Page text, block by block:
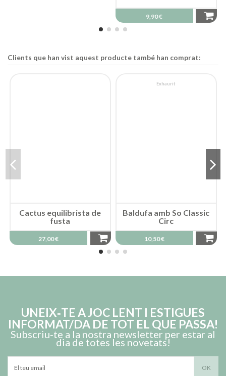
9,90 €
Clients que han vist aquest producte també han comprat:
Cactus equilibrista de
fusta
27,00 €
Exhaurit
Baldufa amb So Classic
Circ
10,50 €
UNEIX‑TE A JOC LENT I ESTIGUES
INFORMAT/DA DE TOT EL QUE PASSA!
Subscriu‑te a la nostra newsletter per estar al
dia de totes les novetats!